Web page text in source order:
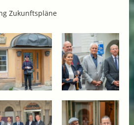
Zukunftspläne